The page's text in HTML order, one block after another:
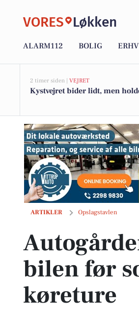
VORES Løkken
ALARM112 BOLIG
2 timer siden | VEJRET
Kystvejret bider lidt, men
ARTIKLER Opslagstavlen
Autogården Løkken tjekker bilen
bilen før
køreture